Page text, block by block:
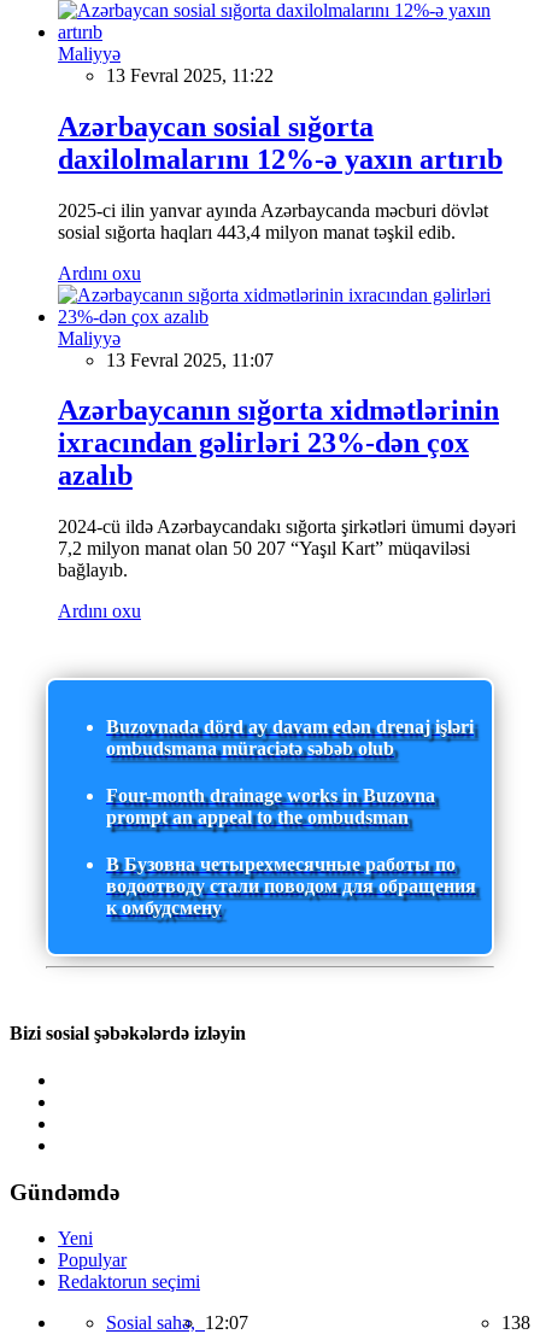
Maliyyə
13 Fevral 2025, 11:22
Azərbaycan sosial sığorta
daxilolmalarını 12%-ə yaxın artırıb
2025-ci ilin yanvar ayında Azərbaycanda məcburi dövlət
sosial sığorta haqları 443,4 milyon manat təşkil edib.
Ardını oxu
Maliyyə
13 Fevral 2025, 11:07
Azərbaycanın sığorta xidmətlərinin
ixracından gəlirləri 23%-dən çox
azalıb
2024-cü ildə Azərbaycandakı sığorta şirkətləri ümumi dəyəri
7,2 milyon manat olan 50 207 “Yaşıl Kart” müqaviləsi
bağlayıb.
Ardını oxu
Buzovnada dörd ay davam edən drenaj işləri
ombudsmana müraciətə səbəb olub
Four-month drainage works in Buzovna
prompt an appeal to the ombudsman
В Бузовна четырехмесячные работы по
водоотводу стали поводом для обращения
к омбудсмену
Bizi sosial şəbəkələrdə izləyin
Gündəmdə
Yeni
Populyar
Redaktorun seçimi
Sosial sahə, 12:07 138